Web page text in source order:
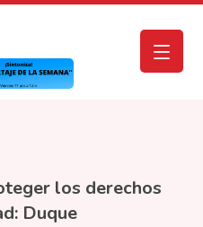
los derechos
Duque